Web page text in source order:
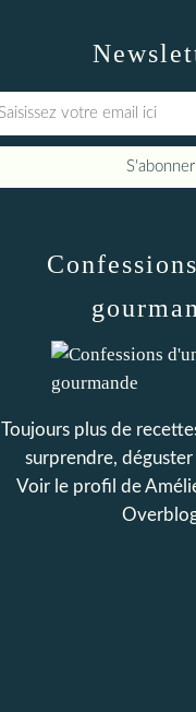
Toujours plus de
surprendre,
Voir le profil de